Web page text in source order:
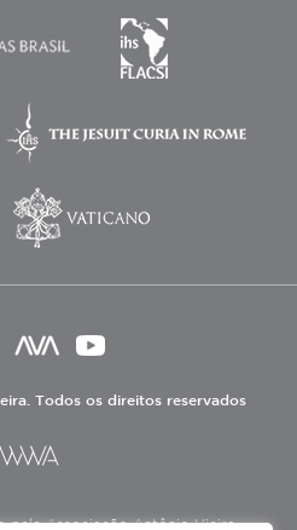
Todos os direitos reservados
pela Associação Antônio Vieira